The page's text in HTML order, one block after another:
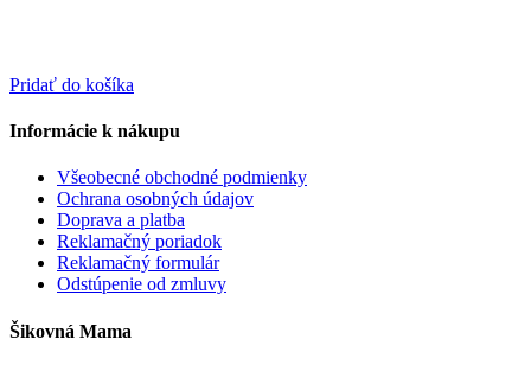
Pridať do košíka
Informácie k nákupu
Všeobecné obchodné podmienky
Ochrana osobných údajov
Doprava a platba
Reklamačný poriadok
Reklamačný formulár
Odstúpenie od zmluvy
Šikovná Mama